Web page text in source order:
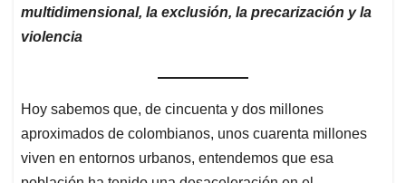
multidimensional, la exclusión, la precarización y la
violencia
Hoy sabemos que, de cincuenta y dos millones
aproximados de colombianos, unos cuarenta millones
viven en entornos urbanos, entendemos que esa